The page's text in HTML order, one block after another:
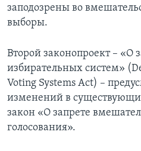
заподозрены во
выборы.
Второй законопроект – «О
избирательных систем»
Voting Systems Act) –
изменений в
закон «О запрете
голосования».